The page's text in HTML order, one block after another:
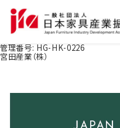
管理番号: HG-HK-0226
宮田産業（株）